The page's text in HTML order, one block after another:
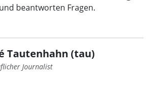
beantworten Fragen.
Tautenhahn (tau)
Journalist